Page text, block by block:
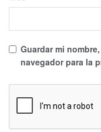
Guardar mi
navegador para la